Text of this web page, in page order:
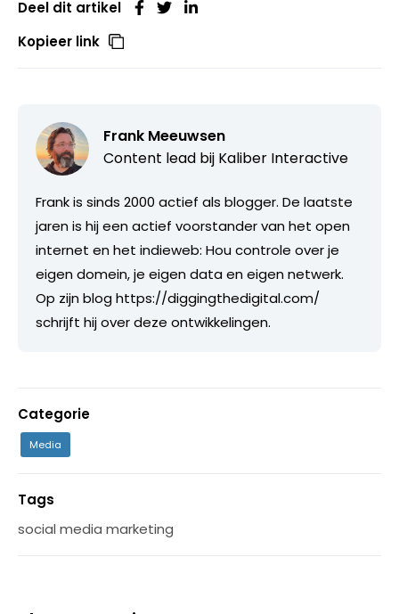
Deel dit artikel
Kopieer link
Frank Meeuwsen
Content lead bij Kaliber Interactive
Frank is sinds 2000 actief als blogger. De laatste
jaren is hij een actief voorstander van het open
internet en het indieweb: Hou controle over je
eigen domein, je eigen data en eigen netwerk.
Op zijn blog https://diggingthedigital.com/
schrijft hij over deze ontwikkelingen.
Categorie
Media
Tags
social media marketing